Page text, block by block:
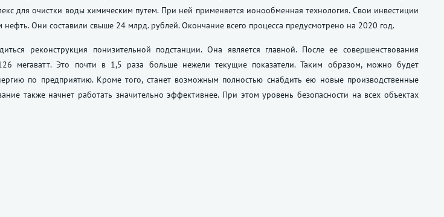
для очистки воды химическим путем. При ней применяется ионообменная технология. Свои инвестиции
нефть. Они составили свыше 24 млрд. рублей. Окончание всего процесса предусмотрено на 2020 год.
реконструкция понизительной подстанции. Она является главной. После ее совершенствования
мегаватт. Это почти в 1,5 раза больше нежели текущие показатели. Таким образом, можно будет
по предприятию. Кроме того, станет возможным полностью снабдить ею новые производственные
также начнет работать значительно эффективнее. При этом уровень безопасности на всех объектах